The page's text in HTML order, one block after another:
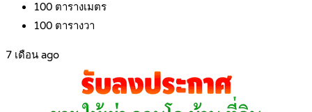
100 ตารางเมตร
100 ตารางวา
7 เดือน ago